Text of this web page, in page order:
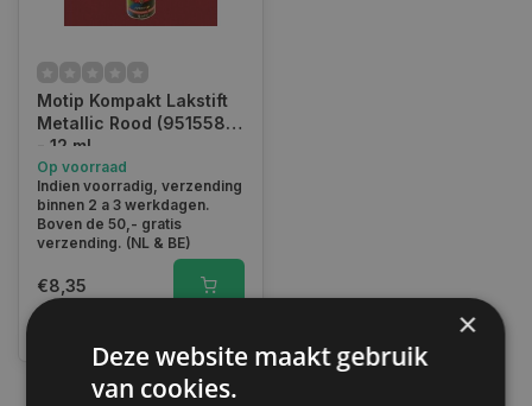
Motip Kompakt Lakstift
Metallic Rood (951558)
- 12 ml
Op voorraad
Indien voorradig, verzending
binnen 2 a 3 werkdagen.
Boven de 50,- gratis
verzending. (NL & BE)
€8,35
×
Deze website maakt gebruik
van cookies.